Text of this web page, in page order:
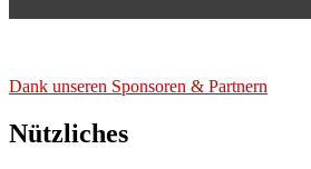
Dank unse­ren Spon­so­ren & Part­nern
Nützliches